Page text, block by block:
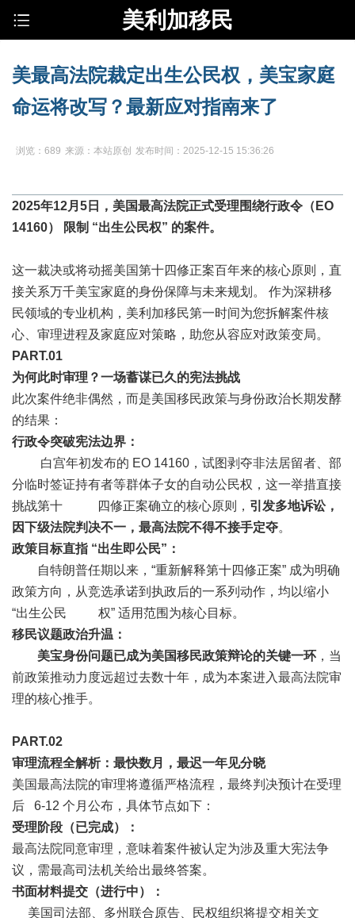
美利加移民
美最高法院裁定出生公民权，美宝家庭
命运将改写？最新应对指南来了
浏览：689 来源：本站原创 发布时间：2025-12-15 15:36:26
2025年12月5日，美国最高法院正式受理围绕行政令（EO
14160） 限制 “出生公民权” 的案件。
这一裁决或将动摇美国第十四修正案百年来的核心原则，直
接关系万千美宝家庭的身份保障与未来规划。 作为深耕移
民领域的专业机构，美利加移民第一时间为您拆解案件核
心、审理进程及家庭应对策略，助您从容应对政策变局。
PART.01
为何此时审理？一场蓄谋已久的宪法挑战
此次案件绝非偶然，而是美国移民政策与身份政治长期发酵
的结果：
行政令突破宪法边界：
白宫年初发布的 EO 14160，试图剥夺非法居留者、部
分临时签证持有者等群体子女的自动公民权，这一举措直接
挑战第十 四修正案确立的核心原则， 引发多地诉讼，
因下级法院判决不一，最高法院不得不接手定夺。
政策目标直指 “出生即公民”：
自特朗普任期以来，“重新解释第十四修正案” 成为明确
政策方向，从竞选承诺到执政后的一系列动作，均以缩小
“出生公民 权” 适用范围为核心目标。
移民议题政治升温：
美宝身份问题已成为美国移民政策辩论的关键一环 ，当
前政策推动力度远超过去数十年，成为本案进入最高法院审
理的核心推手。
PART.02
审理流程全解析：最快数月，最迟一年见分晓
美国最高法院的审理将遵循严格流程，最终判决预计在受理
后 6-12 个月公布，具体节点如下：
受理阶段（已完成）：
最高法院同意审理，意味着案件被认定为涉及重大宪法争
议，需最高司法机关给出最终答案。
书面材料提交（进行中）：
美国司法部、多州联合原告、民权组织将提交相关文